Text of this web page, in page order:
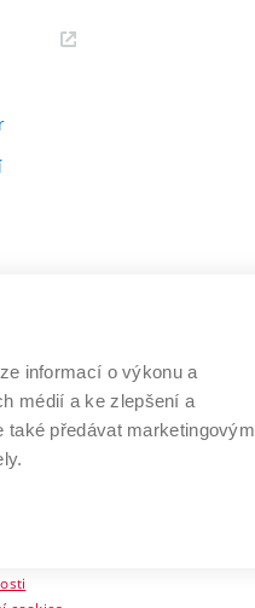
V BRNĚ
www.vut.cz
informací o výkonu a
médií a ke zlepšení a
také předávat marketingovým